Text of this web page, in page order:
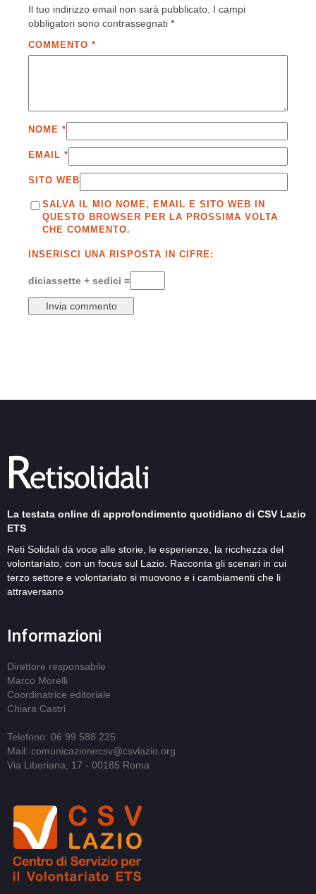
Il tuo indirizzo email non sarà pubblicato. I campi
obbligatori sono contrassegnati *
COMMENTO *
NOME *
EMAIL *
SITO WEB
SALVA IL MIO NOME, EMAIL E SITO WEB IN
QUESTO BROWSER PER LA PROSSIMA VOLTA
CHE COMMENTO.
INSERISCI UNA RISPOSTA IN CIFRE:
diciassette + sedici =
La testata online di approfondimento quotidiano di CSV Lazio
ETS
Reti Solidali dà voce alle storie, le esperienze, la ricchezza del
volontariato, con un focus sul Lazio. Racconta gli scenari in cui
terzo settore e volontariato si muovono e i cambiamenti che li
attraversano
Informazioni
Direttore responsabile
Marco Morelli
Coordinatrice editoriale
Chiara Castri
Telefono: 06 99 588 225
Mail: comunicazionecsv@csvlazio.org
Via Liberiana, 17 - 00185 Roma